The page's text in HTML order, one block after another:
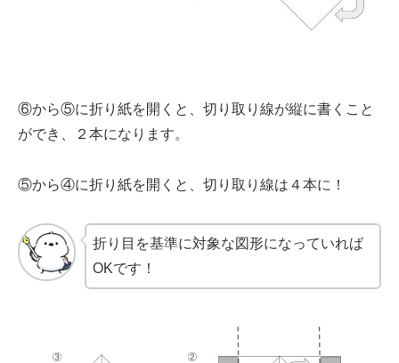
⑥から⑤に折り紙を開くと、切り取り線が縦に書くこと
ができ、２本になります。
⑤から④に折り紙を開くと、切り取り線は４本に！
折り目を基準に対象な図形になっていれば
OKです！